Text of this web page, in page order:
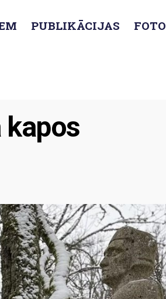
PUBLIKĀCIJAS FOTO